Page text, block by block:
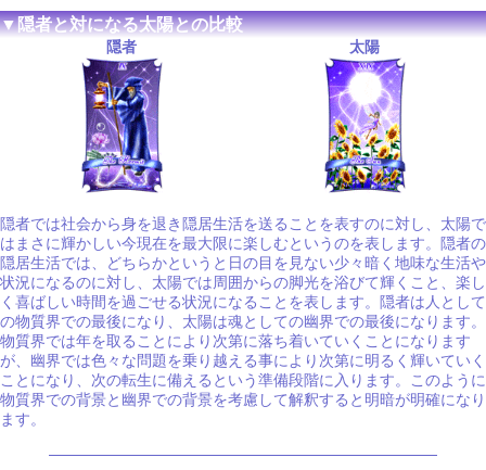
▼隠者と対になる太陽との比較
隠者 太陽
隠者では社会から身を退き隠居生活を送ることを表すのに対し、太陽で
はまさに輝かしい今現在を最大限に楽しむというのを表します。隠者の
隠居生活では、どちらかというと日の目を見ない少々暗く地味な生活や
状況になるのに対し、太陽では周囲からの脚光を浴びて輝くこと、楽し
く喜ばしい時間を過ごせる状況になることを表します。隠者は人として
の物質界での最後になり、太陽は魂としての幽界での最後になります。
物質界では年を取ることにより次第に落ち着いていくことになります
が、幽界では色々な問題を乗り越える事により次第に明るく輝いていく
ことになり、次の転生に備えるという準備段階に入ります。このように
物質界での背景と幽界での背景を考慮して解釈すると明暗が明確になり
ます。